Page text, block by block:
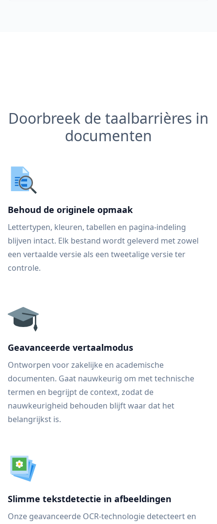
Doorbreek de taalbarrières in
documenten
Behoud de originele opmaak
Lettertypen, kleuren, tabellen en pagina-indeling
blijven intact. Elk bestand wordt geleverd met zowel
een vertaalde versie als een tweetalige versie ter
controle.
Geavanceerde vertaalmodus
Ontworpen voor zakelijke en academische
documenten. Gaat nauwkeurig om met technische
termen en begrijpt de context, zodat de
nauwkeurigheid behouden blijft waar dat het
belangrijkst is.
Slimme tekstdetectie in afbeeldingen
Onze geavanceerde OCR-technologie detecteert en